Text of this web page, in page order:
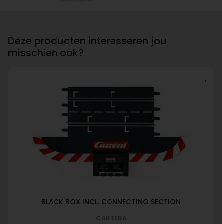
Deze producten interesseren jou
misschien ook?
BLACK BOX INCL. CONNECTING SECTION
CARRERA